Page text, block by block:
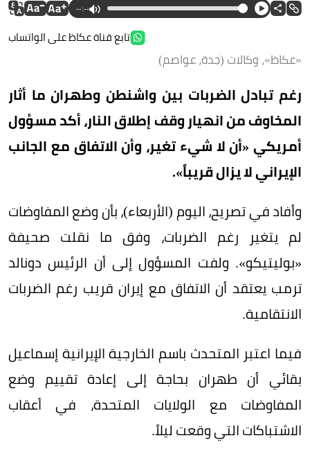
--:--
تابع قناة عكاظ على الواتساب
«عكاظ»، وكالات (جدة، عواصم)
رغم تبادل الضربات بين واشنطن وطهران ما أثار
المخاوف من انهيار وقف إطلاق النار، أكد مسؤول
أمريكي «أن لا شيء تغير، وأن الاتفاق مع الجانب
الإيراني لا يزال قريباً».
وأفاد في تصريح، اليوم (الأربعاء)، بأن وضع المفاوضات
لم يتغير رغم الضربات، وفق ما نقلت صحيفة
«بوليتيكو». ولفت المسؤول إلى أن الرئيس دونالد
ترمب يعتقد أن الاتفاق مع إيران قريب رغم الضربات
الانتقامية.
فيما اعتبر المتحدث باسم الخارجية الإيرانية إسماعيل
بقائي أن طهران بحاجة إلى إعادة تقييم وضع
المفاوضات مع الولايات المتحدة، في أعقاب
الاشتباكات التي وقعت ليلاً.